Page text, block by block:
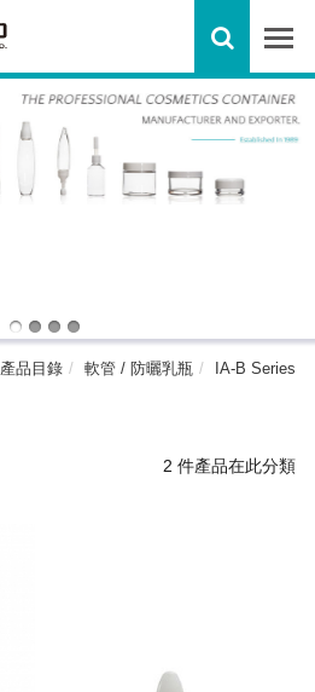
產品目錄 軟管 / 防曬乳瓶 IA-B Series
2 件產品在此分類